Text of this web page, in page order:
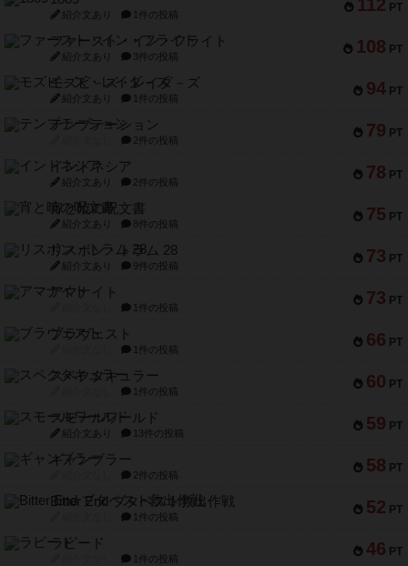
112 PT
紹介文あり 1件の投稿
108 PT
ファースト・イン・フライト
紹介文あり 3件の投稿
94 PT
モズビ－ズ・レイダ－ズ
紹介文あり 1件の投稿
79 PT
テンプテーション
2件の投稿
78 PT
インドネシア
紹介文あり 2件の投稿
75 PT
宵と暁の呪文書
紹介文あり 8件の投稿
73 PT
リスボン・トラム 28
紹介文あり 9件の投稿
73 PT
アマナイト
1件の投稿
66 PT
ブラヴェスト
1件の投稿
60 PT
スペクタキュラー
1件の投稿
59 PT
スモールワールド
紹介文あり 13件の投稿
58 PT
ギャンブラー
2件の投稿
52 PT
Bitter End ブタペスト救出作戦
1件の投稿
46 PT
ラピード
1件の投稿